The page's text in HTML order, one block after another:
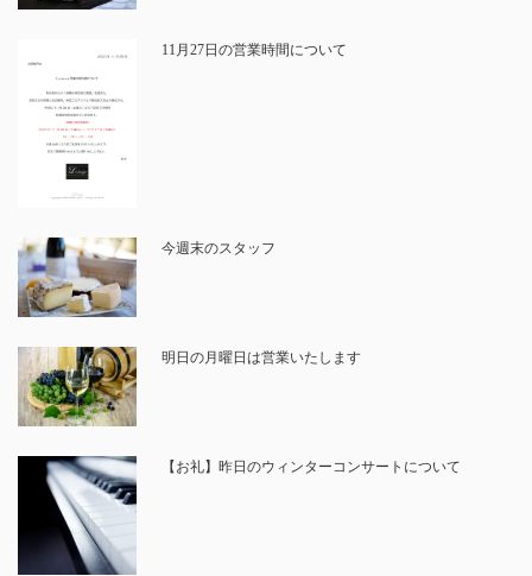
11月27日の営業時間について
今週末のスタッフ
明日の月曜日は営業いたします
【お礼】昨日のウィンターコンサートについて